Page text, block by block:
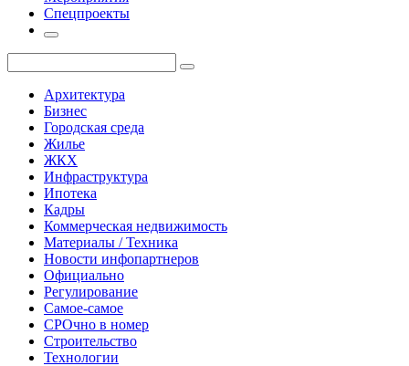
Спецпроекты
Архитектура
Бизнес
Городская среда
Жилье
ЖКХ
Инфраструктура
Ипотека
Кадры
Коммерческая недвижимость
Материалы / Техника
Новости инфопартнеров
Официально
Регулирование
Самое-самое
СРОчно в номер
Строительство
Технологии